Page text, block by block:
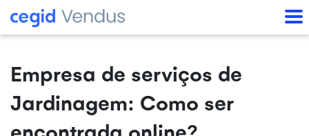
Empresa de serviços de
Jardinagem: Como ser